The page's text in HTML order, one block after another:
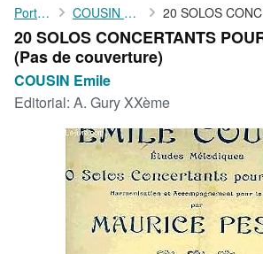
Mi cuenta
Consultar mis pedidos
Búsqueda avanzada
Colecciones
Libros antiguos
Arte y coleccionismo
Comenzar a vender
Portada COUSIN Emile
20 SOLOS CONCERTANTS
(Pas de couverture)
COUSIN Emile
Editorial: A. Gury XXème